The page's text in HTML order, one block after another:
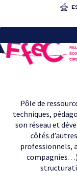
Pôle de
techniques,
son réseau et
côtés
professionnels,